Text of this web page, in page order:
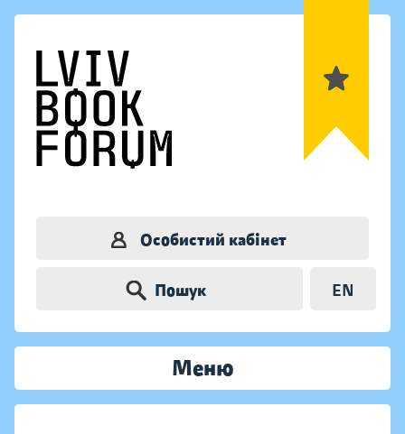
Особистий кабінет
Пошук EN
Меню